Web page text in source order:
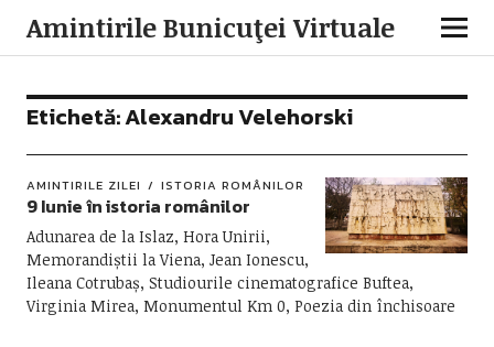
Amintirile Bunicuţei Virtuale
Etichetă:Alexandru Velehorski
AMINTIRILE ZILEI ISTORIA ROMÂNILOR
9 Iunie în istoria românilor
Adunarea de la Islaz, Hora Unirii,
Memorandiștii la Viena, Jean Ionescu,
Ileana Cotrubaș, Studiourile cinematografice Buftea,
Virginia Mirea, Monumentul Km 0, Poezia din închisoare